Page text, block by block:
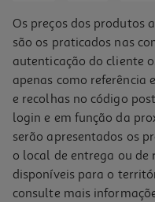
Os preços dos produtos
são os praticados nas
autenticação do cliente
apenas como referência
e recolhas no código
login e em função da
serão apresentados os
o local de entrega ou de
disponíveis para o
consulte mais